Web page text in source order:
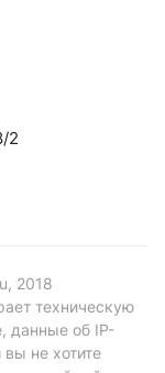
2
2018
техническую
данные об IP-
не хотите